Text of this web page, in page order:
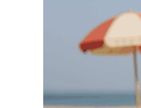
il servizio di
ASSISTENZA
a ritirare il tuo drone/
ad inviarti un
dedicata all’assistenza